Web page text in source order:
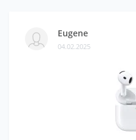
Eugene
04.02.2025